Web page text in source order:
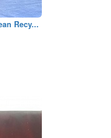
Recy...